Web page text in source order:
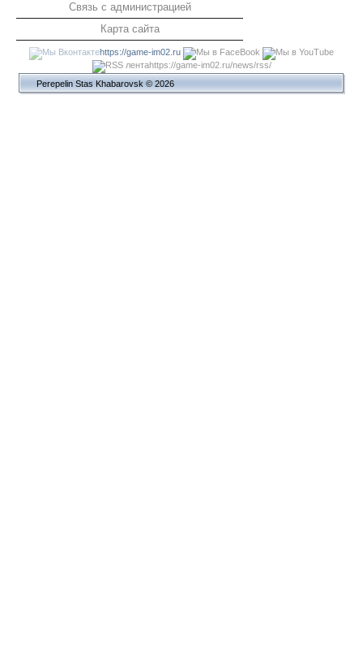
Связь с администрацией
Карта сайта
https://game-im02.ru
https://game-im02.ru/news/rss/
Perepelin Stas Khabarovsk © 2026